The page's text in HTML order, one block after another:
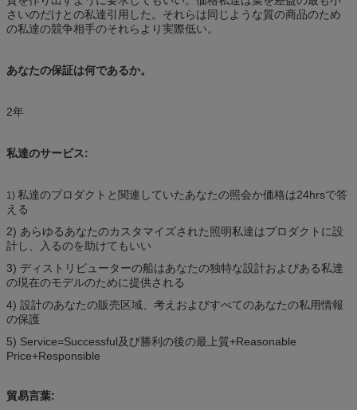
さいのだけとの私達引用した。それらは同じような質の商品のため
の私達の競争相手のそれらより実際低い。
あなたの保証は何であるか。
2年
私達のサービス:
1) 私達のプロダクトと関連していたあなたの照会か価格は24hrsで答
える
2) あらゆるあなたのカスタマイズされた照明私達はプロダクトに設
計し、入るのを助けてもいい
3) ディストリビューターの船はあなたの独特な設計およびある私達
の現在のモデルのために提供される
4) 設計のあなたの販売区域、考えおよびすべてのあなたの私用情報
の保護
5) Service=Successful及び勝利の後の最上質+Reasonable
Price+Responsible
貿易言葉: